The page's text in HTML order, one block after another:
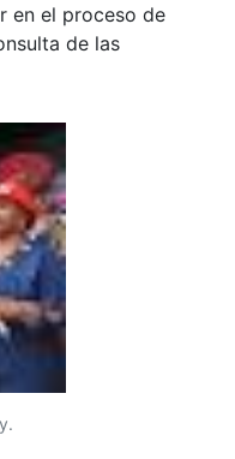
en el proceso de
de las